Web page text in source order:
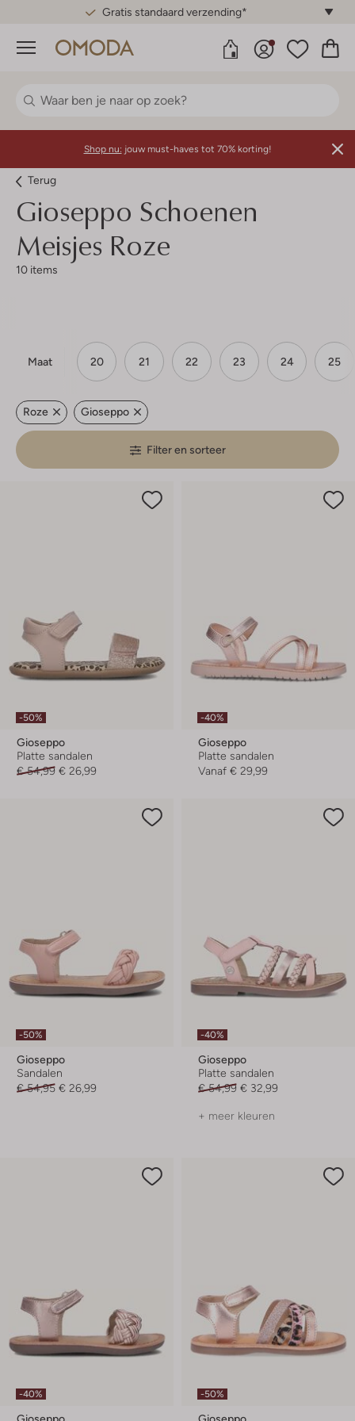
Gratis standaard verzending*
Menu
Shop nu: jouw must-haves tot 70% korting!
Terug
Gioseppo Schoenen
Meisjes Roze
10 items
Maat 20 21 22 23 24 25
Roze Gioseppo
Filter en sorteer
-50%
Gioseppo
Platte sandalen
€ 54,99 € 26,99
-40%
Gioseppo
Platte sandalen
Vanaf € 29,99
-50%
Gioseppo
Sandalen
€ 54,95 € 26,99
-40%
Gioseppo
Platte sandalen
€ 54,99 € 32,99
+ meer kleuren
-40%
Gioseppo
-50%
Gioseppo